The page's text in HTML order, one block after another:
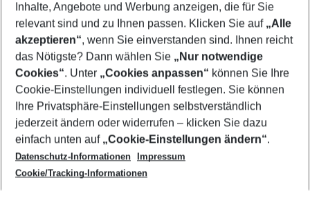
Footer
Footer navigation
Über uns
AGB
Cookie-Einstellungen ändern
Cookie-Richtlinie
Datenschutz
Service & Hilfe
Barrierefreies Reisen
Check-in
Folgen Sie uns
Inhalte, Angebote und Werbung anzeigen, die für Sie
relevant sind und zu Ihnen passen. Klicken Sie auf „Alle
akzeptieren“, wenn Sie einverstanden sind. Ihnen reicht
das Nötigste? Dann wählen Sie „Nur notwendige
Cookies“. Unter „Cookies anpassen“ können Sie Ihre
Cookie-Einstellungen individuell festlegen. Sie können
Ihre Privatsphäre-Einstellungen selbstverständlich
jederzeit ändern oder widerrufen – klicken Sie dazu
einfach unten auf „Cookie-Einstellungen ändern“.
Datenschutz-Informationen
Impressum
Cookie/Tracking-Informationen